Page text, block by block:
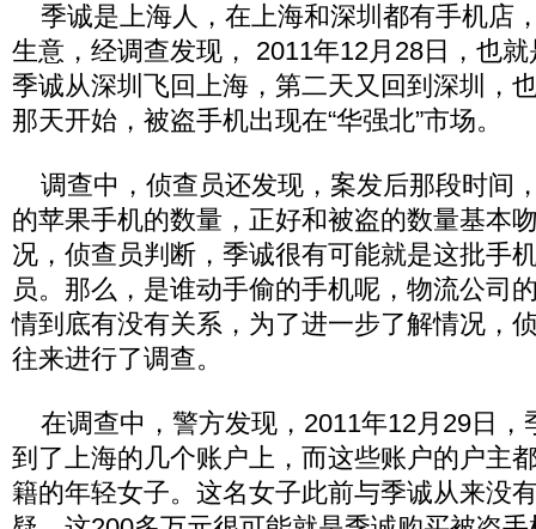
季诚是上海人，在上海和深圳都有手机店
生意，经调查发现， 2011年12月28日，也
季诚从深圳飞回上海，第二天又回到深圳，
那天开始，被盗手机出现在“华强北”市场。
调查中，侦查员还发现，案发后那段时间
的苹果手机的数量，正好和被盗的数量基本
况，侦查员判断，季诚很有可能就是这批手
员。那么，是谁动手偷的手机呢，物流公司
情到底有没有关系，为了进一步了解情况，
往来进行了调查。
在调查中，警方发现，2011年12月29日，
到了上海的几个账户上，而这些账户的户主
籍的年轻女子。这名女子此前与季诚从来没